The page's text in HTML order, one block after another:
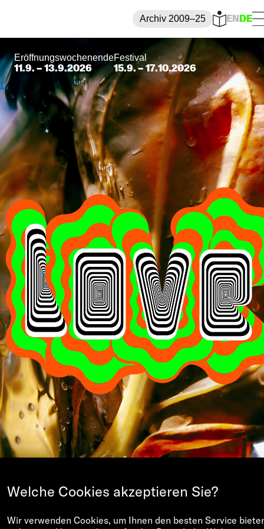
Welche Cookies akzeptieren Sie?
Wir verwenden Cookies, um Ihnen den besten Service
Archiv 2009–25 EN DE
Eröffnungswochenende
11.9. – 13.9.2026
Festival
15.9. – 17.10.2026